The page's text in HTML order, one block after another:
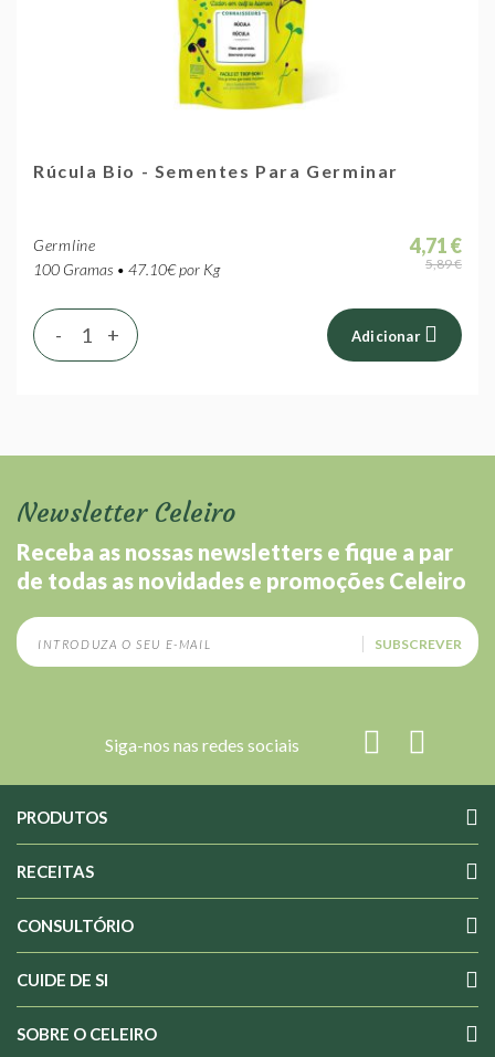
Rúcula Bio - Sementes Para Germinar
Germline
100 Gramas • 47.10€ por Kg
4,71 €
5,89 €
+
- Adicionar
Newsletter Celeiro
Receba as nossas newsletters e fique a par
de todas as novidades e promoções Celeiro
SUBSCREVER
Siga-nos nas redes sociais
PRODUTOS
RECEITAS
CONSULTÓRIO
CUIDE DE SI
SOBRE O CELEIRO